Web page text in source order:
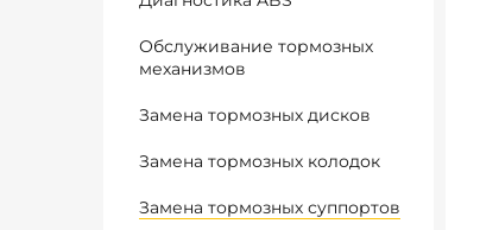
Обслуживание тормозных
механизмов
Замена тормозных дисков
Замена тормозных колодок
Замена тормозных суппортов